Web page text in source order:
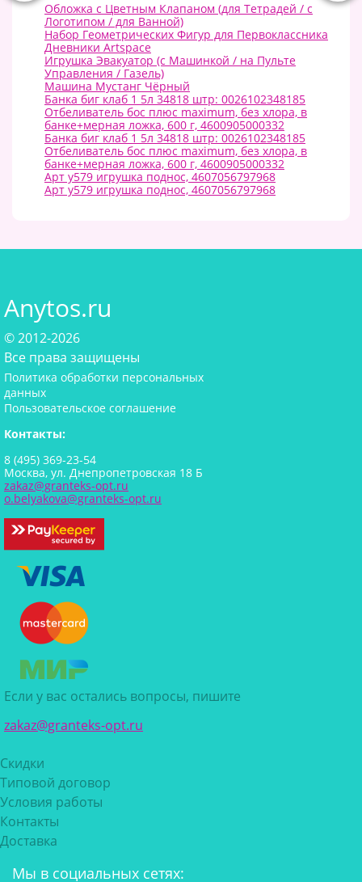
Обложка с Цветным Клапаном (для Тетрадей / с
Логотипом / для Ванной)
Набор Геометрических Фигур для Первоклассника
Дневники Artspace
Игрушка Эвакуатор (с Машинкой / на Пульте
Управления / Газель)
Машина Мустанг Чёрный
Банка биг клаб 1 5л 34818 штр: 0026102348185
Отбеливатель бос плюс maximum, без хлора, в
банке+мерная ложка, 600 г, 4600905000332
Банка биг клаб 1 5л 34818 штр: 0026102348185
Отбеливатель бос плюс maximum, без хлора, в
банке+мерная ложка, 600 г, 4600905000332
Арт у579 игрушка поднос, 4607056797968
Арт у579 игрушка поднос, 4607056797968
Anytos.ru
© 2012-2026
Все права защищены
Политика обработки персональных
данных
Пользовательское соглашение
Контакты:
8 (495) 369-23-54
Москва, ул. Днепропетровская 18 Б
zakaz@granteks-opt.ru
o.belyakova@granteks-opt.ru
Если у вас остались вопросы, пишите
zakaz@granteks-opt.ru
Скидки
Типовой договор
Условия работы
Контакты
Доставка
Мы в социальных сетях: